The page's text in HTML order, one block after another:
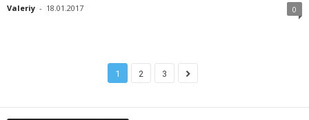
Valeriy - 18.01.2017 0
1 2 3